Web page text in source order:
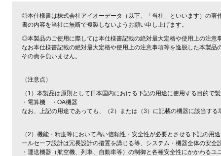
◎本仕様書は株式会社アイオーデータ（以下、「当社」といいます）の
書の内容を当社に無断で複製しないようお願い申し上げます。
◎本製品のご使用に際しては本仕様書記載の絶対最大定格や使用上の注意
なお本仕様書記載の絶対最大定格や使用上の注意事項等を逸脱した本製
その責を負いません。
（注意点）
（1）本製品は原則として日本国内における下記の用途に使用する目的で
・電算機 ・OA機器
なお、上記の用途であっても、（2）または（3）に記載の機器に該当す
（2）機能・精度等において高い信頼性・安全性が必要とさせる下記の
ールセーフ設計は冗長設計の措置を講じる等、システム・機器全体の安
・運送機器（航空機、列車、自動車等）の制御と各種安全性にかかわるユ